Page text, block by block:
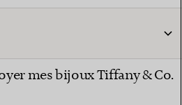
mes bijoux Tiffany & Co.